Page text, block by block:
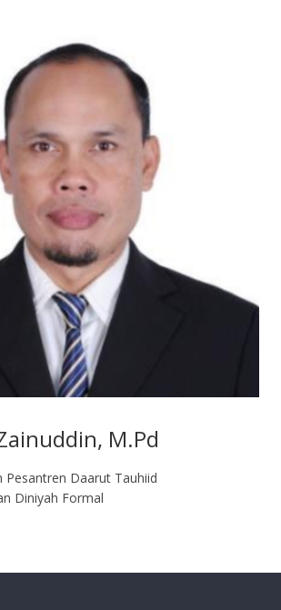
M.Pd
Pesantren Daarut Tauhiid
Diniyah Formal